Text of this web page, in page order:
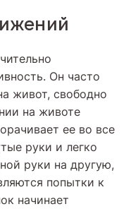
Он часто
живот, свободно
на животе
ее во все
руки и легко
руки на другую,
попытки к
начинает